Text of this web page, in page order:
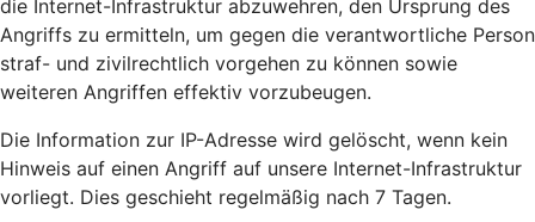
die Internet-Infrastruktur abzuwehren, den Ursprung des
Angriffs zu ermitteln, um gegen die verantwortliche Person
straf- und zivilrechtlich vorgehen zu können sowie
weiteren Angriffen effektiv vorzubeugen.
Die Information zur IP-Adresse wird gelöscht, wenn kein
Hinweis auf einen Angriff auf unsere Internet-Infrastruktur
vorliegt. Dies geschieht regelmäßig nach 7 Tagen.